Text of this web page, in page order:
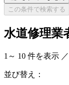
この条件で検索する
水道修理業
1 ～ 10 件を表示
並び替え：